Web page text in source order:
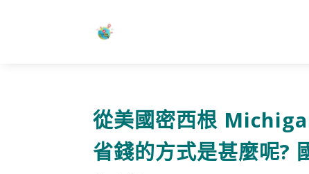
從美國密西根
省錢的方式是甚麼呢?